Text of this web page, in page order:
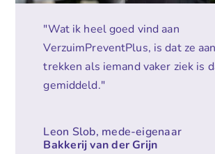
"Wat ik heel goed vind aan
VerzuimPreventPlus, is dat ze
trekken als iemand vaker ziek is
gemiddeld."
Leon Slob, mede-eigenaar
Bakkerij van der Grijn